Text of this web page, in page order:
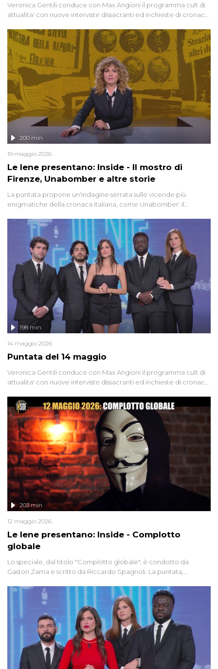
Veronica Gentili conduce con Max Angioni il programma cult di
attualita' con nuove interviste dissacranti ed inchieste di cronaca
Le Iene presentano: Inside - Il mostro di
Firenze, Unabomber e altre storie
200 min
19 maggio 2026
La puntata propone un'indagine serrata sulle vicende più
enigmatiche della cronaca italiana, come Unabomber: il
'90 e il 2000 che, inquietantemente, potrebbe essere ancora in
libertà. Lo speciale affronta inoltre le zone d'ombra sul Mostro di
Firenze, le cui responsabilità appaiono ancora oggi avvolte in un
groviglio di dubbi mai chiariti. Nel corso dello speciale anche
l'intervista inedita a Olindo Romano, realizzata ne...
Puntata del 14 maggio
198 min
14 maggio 2026
Veronica Gentili conduce con Max Angioni il programma cult di
attualita' con nuove interviste dissacranti ed inchieste di cronaca
Le Iene presentano: Inside - Complotto
globale
203 min
12 maggio 2026
Lo speciale, dal titolo "Complotto globale", è condotto da
Gaston Zama e scritto da Riccardo Spagnoli. La puntata,
racconta l'universo delle narrazioni alternative, dei sospetti
globali e del complottismo che negli ultimi anni hanno invaso
social network, talk show, piazze digitali e immaginario collettivo.